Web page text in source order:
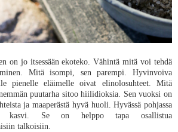
on jo itsessään ekoteko. Vähintä mitä voi tehdä
Mitä isompi, sen parempi. Hyvinvoiva
pienelle eläimelle oivat elinolosuhteet. Mitä
puutarha sitoo hiilidioksia. Sen vuoksi on
ja maaperästä hyvä huoli. Hyvässä pohjassa
kasvi. Se on helppo tapa osallistua
talkoisiin.